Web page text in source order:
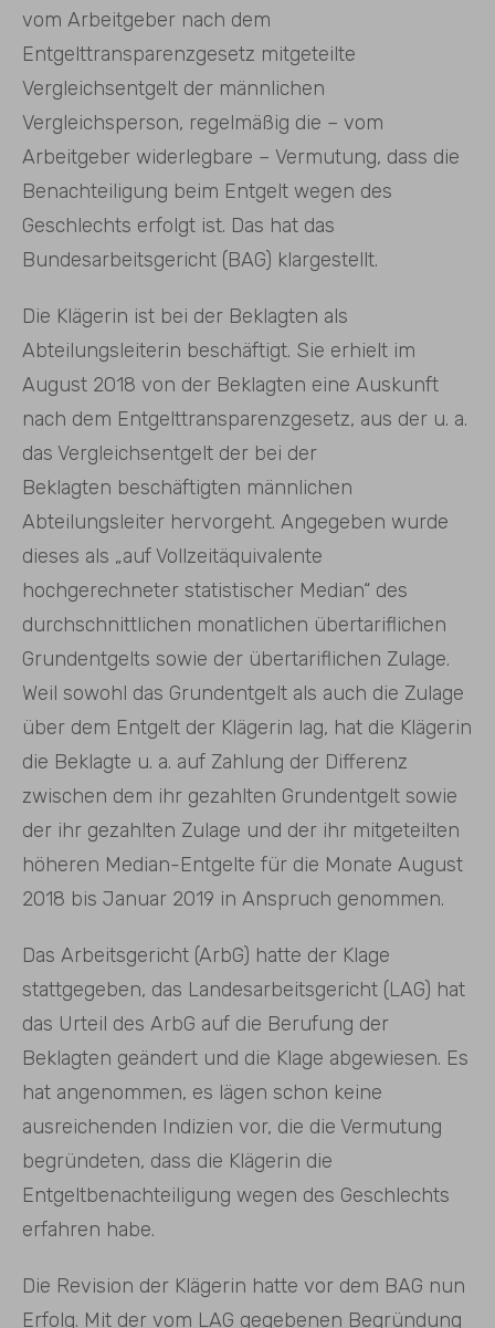
vom Arbeitgeber nach dem
Entgelttransparenzgesetz mitgeteilte
Vergleichsentgelt der männlichen
Vergleichsperson, regelmäßig die – vom
Arbeitgeber widerlegbare – Vermutung, dass die
Benachteiligung beim Entgelt wegen des
Geschlechts erfolgt ist. Das hat das
Bundesarbeitsgericht (BAG) klargestellt.
Die Klägerin ist bei der Beklagten als
Abteilungsleiterin beschäftigt. Sie erhielt im
August 2018 von der Beklagten eine Auskunft
nach dem Entgelttransparenzgesetz, aus der u. a.
das Vergleichsentgelt der bei der
Beklagten beschäftigten männlichen
Abteilungsleiter hervorgeht. Angegeben wurde
dieses als „auf Vollzeitäquivalente
hochgerechneter statistischer Median“ des
durchschnittlichen monatlichen übertariflichen
Grundentgelts sowie der übertariflichen Zulage.
Weil sowohl das Grundentgelt als auch die Zulage
über dem Entgelt der Klägerin lag, hat die Klägerin
die Beklagte u. a. auf Zahlung der Differenz
zwischen dem ihr gezahlten Grundentgelt sowie
der ihr gezahlten Zulage und der ihr mitgeteilten
höheren Median-Entgelte für die Monate August
2018 bis Januar 2019 in Anspruch genommen.
Das Arbeitsgericht (ArbG) hatte der Klage
stattgegeben, das Landesarbeitsgericht (LAG) hat
das Urteil des ArbG auf die Berufung der
Beklagten geändert und die Klage abgewiesen. Es
hat angenommen, es lägen schon keine
ausreichenden Indizien vor, die die Vermutung
begründeten, dass die Klägerin die
Entgeltbenachteiligung wegen des Geschlechts
erfahren habe.
Die Revision der Klägerin hatte vor dem BAG nun
Erfolg. Mit der vom LAG gegebenen Begründung